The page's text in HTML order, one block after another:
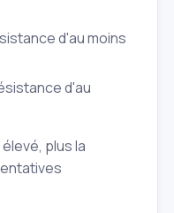
d'au moins
d'au
plus la